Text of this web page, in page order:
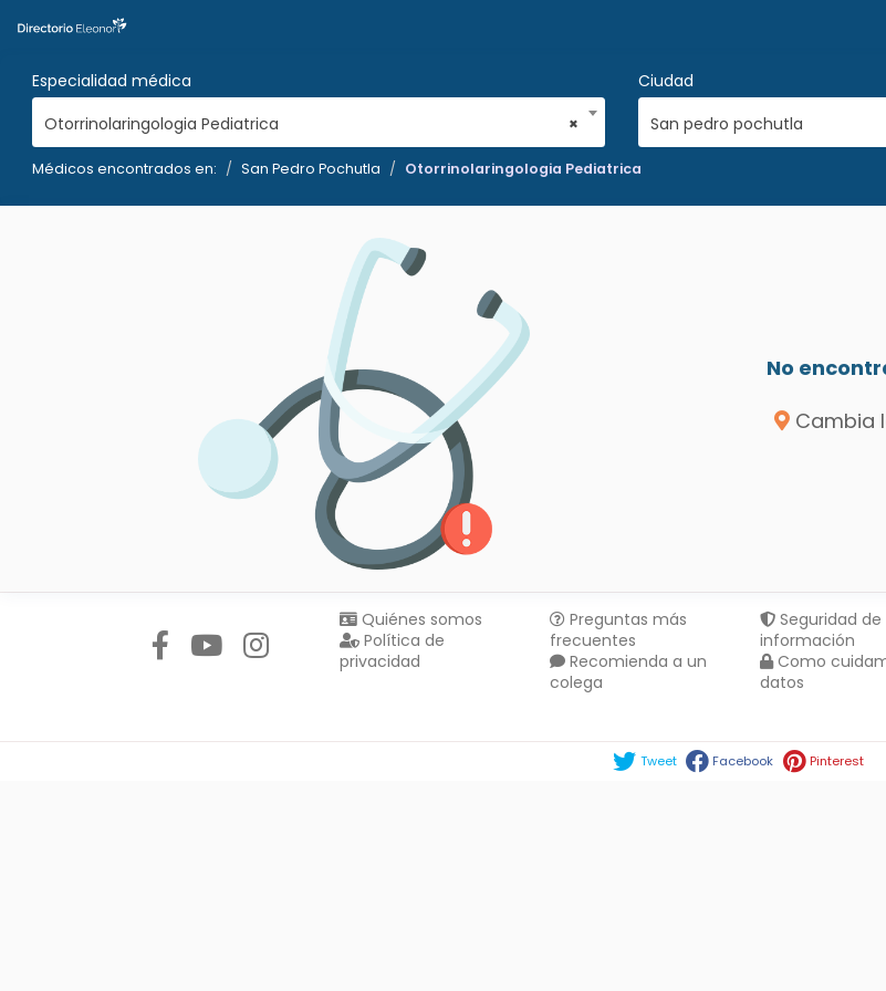
Especialidad médica
×
Otorrinolaringologia Pediatrica
Ciudad
San pedro pochutla
Médicos encontrados en: San Pedro Pochutla Otorrinolaringologia Pediatrica
No
Cambia
Quiénes somos
Política de
privacidad
Preguntas más
frecuentes
Recomienda a un
colega
Seguridad de
información
Como
datos
Tweet Facebook Pinterest